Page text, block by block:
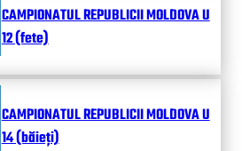
CAMPIONATUL REPUBLICII MOLDOVA U
12 (fete)
CAMPIONATUL REPUBLICII MOLDOVA U
14 (băieți)